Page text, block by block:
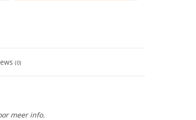
(0)
meer info.